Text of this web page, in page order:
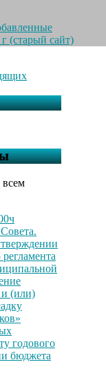
(старый сайт)
и (или)
годового
бюджета